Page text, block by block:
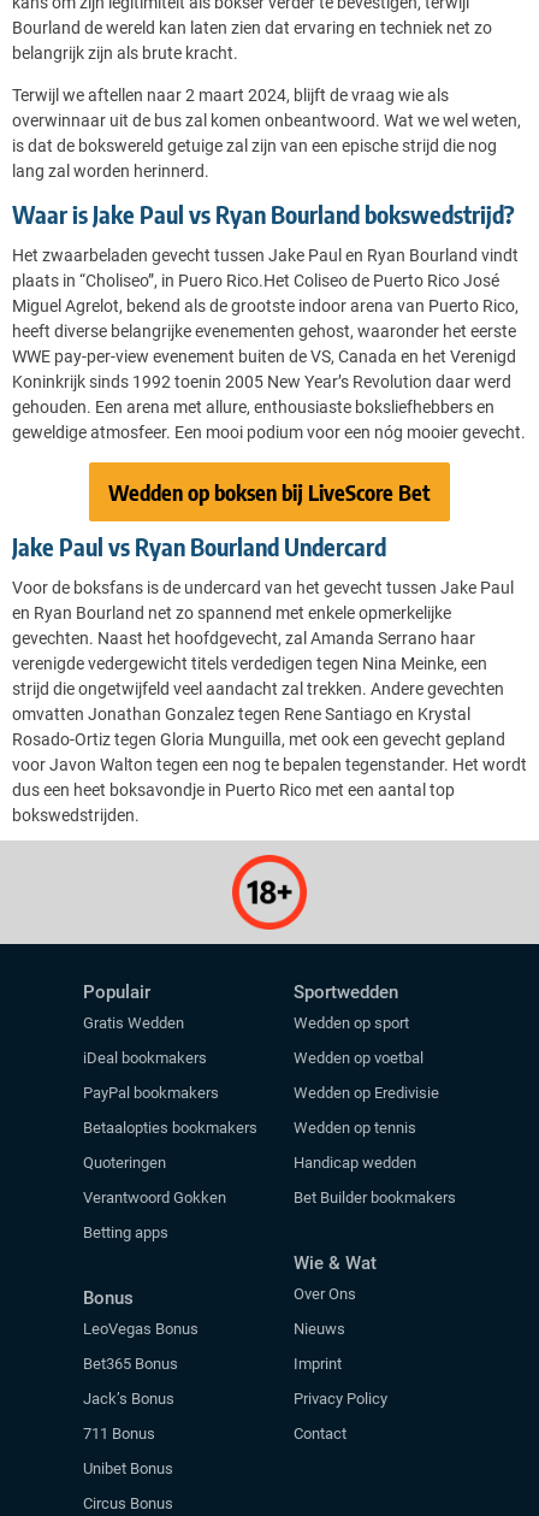
Bourland de wereld kan laten zien dat ervaring en techniek net zo
belangrijk zijn als brute kracht.
Terwijl we aftellen naar 2 maart 2024, blijft de vraag wie als
overwinnaar uit de bus zal komen onbeantwoord. Wat we wel weten,
is dat de bokswereld getuige zal zijn van een epische strijd die nog
lang zal worden herinnerd.
Waar is Jake Paul vs Ryan Bourland bokswedstrijd?
Het zwaarbeladen gevecht tussen Jake Paul en Ryan Bourland vindt
plaats in “Choliseo”, in Puero Rico.Het Coliseo de Puerto Rico José
Miguel Agrelot, bekend als de grootste indoor arena van Puerto Rico,
heeft diverse belangrijke evenementen gehost, waaronder het eerste
WWE pay-per-view evenement buiten de VS, Canada en het Verenigd
Koninkrijk sinds 1992 toenin 2005 New Year’s Revolution daar werd
gehouden. Een arena met allure, enthousiaste boksliefhebbers en
geweldige atmosfeer. Een mooi podium voor een nóg mooier gevecht.
Wedden op boksen bij LiveScore Bet
Jake Paul vs Ryan Bourland Undercard
Voor de boksfans is de undercard van het gevecht tussen Jake Paul
en Ryan Bourland net zo spannend met enkele opmerkelijke
gevechten. Naast het hoofdgevecht, zal Amanda Serrano haar
verenigde vedergewicht titels verdedigen tegen Nina Meinke, een
strijd die ongetwijfeld veel aandacht zal trekken. Andere gevechten
omvatten Jonathan Gonzalez tegen Rene Santiago en Krystal
Rosado-Ortiz tegen Gloria Munguilla, met ook een gevecht gepland
voor Javon Walton tegen een nog te bepalen tegenstander. Het wordt
dus een heet boksavondje in Puerto Rico met een aantal top
bokswedstrijden.
Populair
Gratis Wedden
iDeal bookmakers
PayPal bookmakers
Betaalopties bookmakers
Quoteringen
Verantwoord Gokken
Betting apps
Bonus
LeoVegas Bonus
Bet365 Bonus
Jack’s Bonus
711 Bonus
Unibet Bonus
Circus Bonus
Sportwedden
Wedden op sport
Wedden op voetbal
Wedden op Eredivisie
Wedden op tennis
Handicap wedden
Bet Builder bookmakers
Wie & Wat
Over Ons
Nieuws
Imprint
Privacy Policy
Contact